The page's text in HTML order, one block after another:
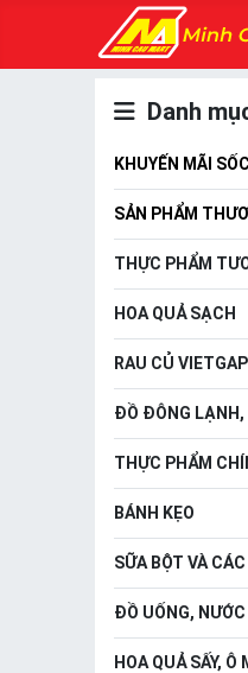
Danh
KHUYẾN MÃI SỐC
SẢN PHẨM
THỰC PHẨM
HOA QUẢ SẠCH
RAU CỦ
ĐỒ ĐÔNG
THỰC PHẨM
BÁNH KẸO
SỮA BỘT VÀ
ĐỒ UỐNG,
HOA QUẢ SẤY,